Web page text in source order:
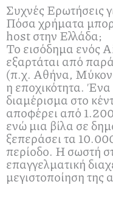
Συχνές Ερωτήσεις
Πόσα χρήματα
host στην Ελλάδα;
Το εισόδημα ενός
εξαρτάται από
(π.χ. Αθήνα,
η εποχικότητα. Ένα
διαμέρισμα στο
αποφέρει από
ενώ μια βίλα σε
ξεπεράσει τα
περίοδο. Η σωστή
επαγγελματική
μεγιστοποίηση της